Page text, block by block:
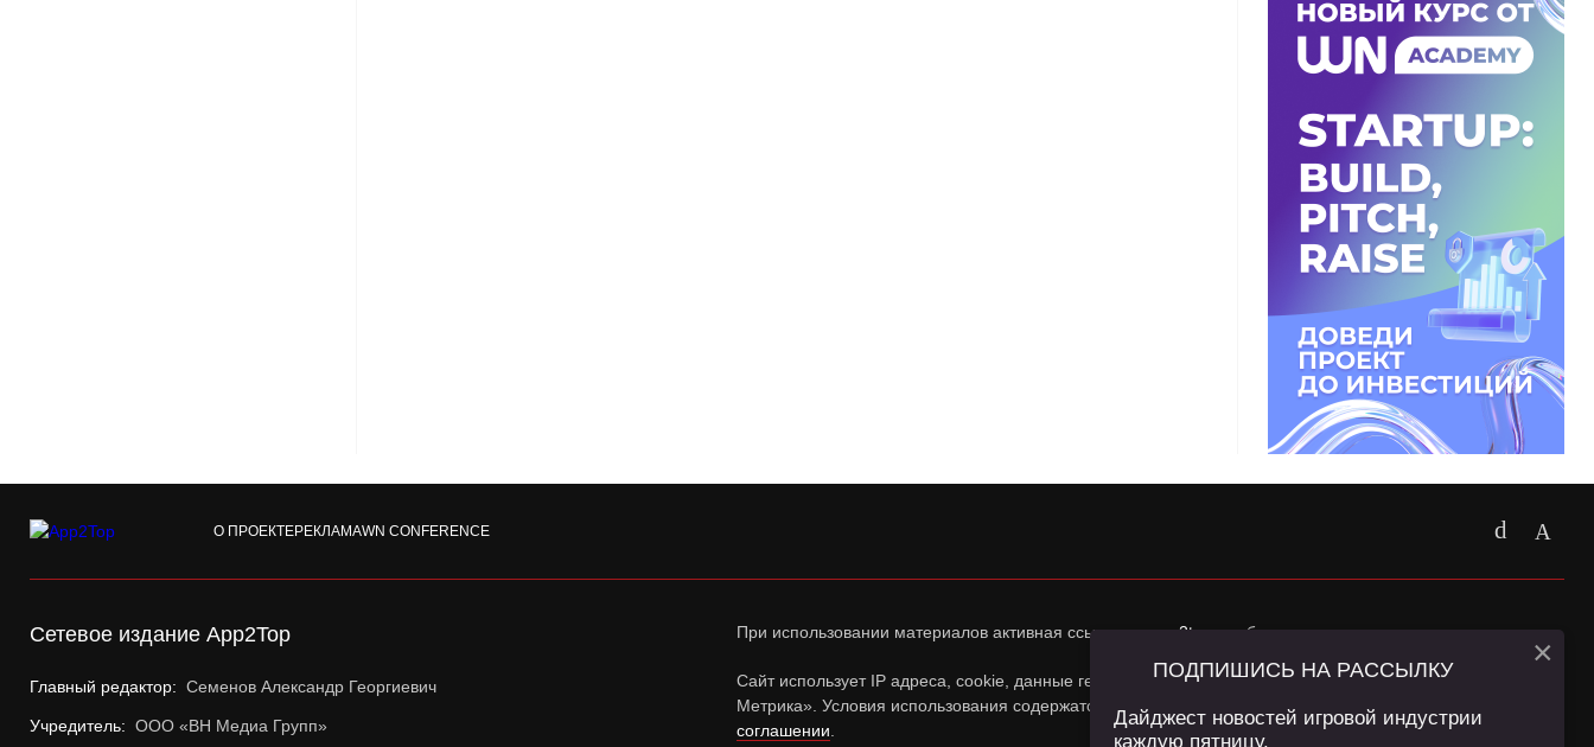
О ПРОЕКТЕРЕКЛАМАWN CONFERENCE
Сетевое издание App2Top
Главный редактор: Семенов Александр Георгиевич
Учредитель: ООО «ВН Медиа Групп»
При использовании материалов активная ссылка наapp2top.ruобязательна.
Сайт использует IP адреса, cookie, данные геолокации Пользователей сайта и сервис «Яндекс
Метрика». Условия использования содержатся в
Политике конфиденциальностии
соглашении
ПОДПИШИСЬ НА РАССЫЛКУ
Дайджест новостей игровой индустрии
каждую пятницу.
×